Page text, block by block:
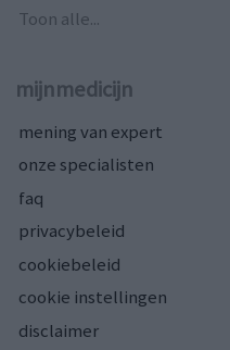
Toon alle...
mijnmedicijn
mening van expert
onze specialisten
faq
privacybeleid
cookiebeleid
cookie instellingen
disclaimer